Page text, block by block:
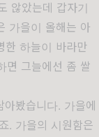
않았는데 갑자기
가을이 올해는 아
한 하늘이 바라만
면 그늘에선 좀 쌀
봤습니다. 가을에
. 가을의 시원함은